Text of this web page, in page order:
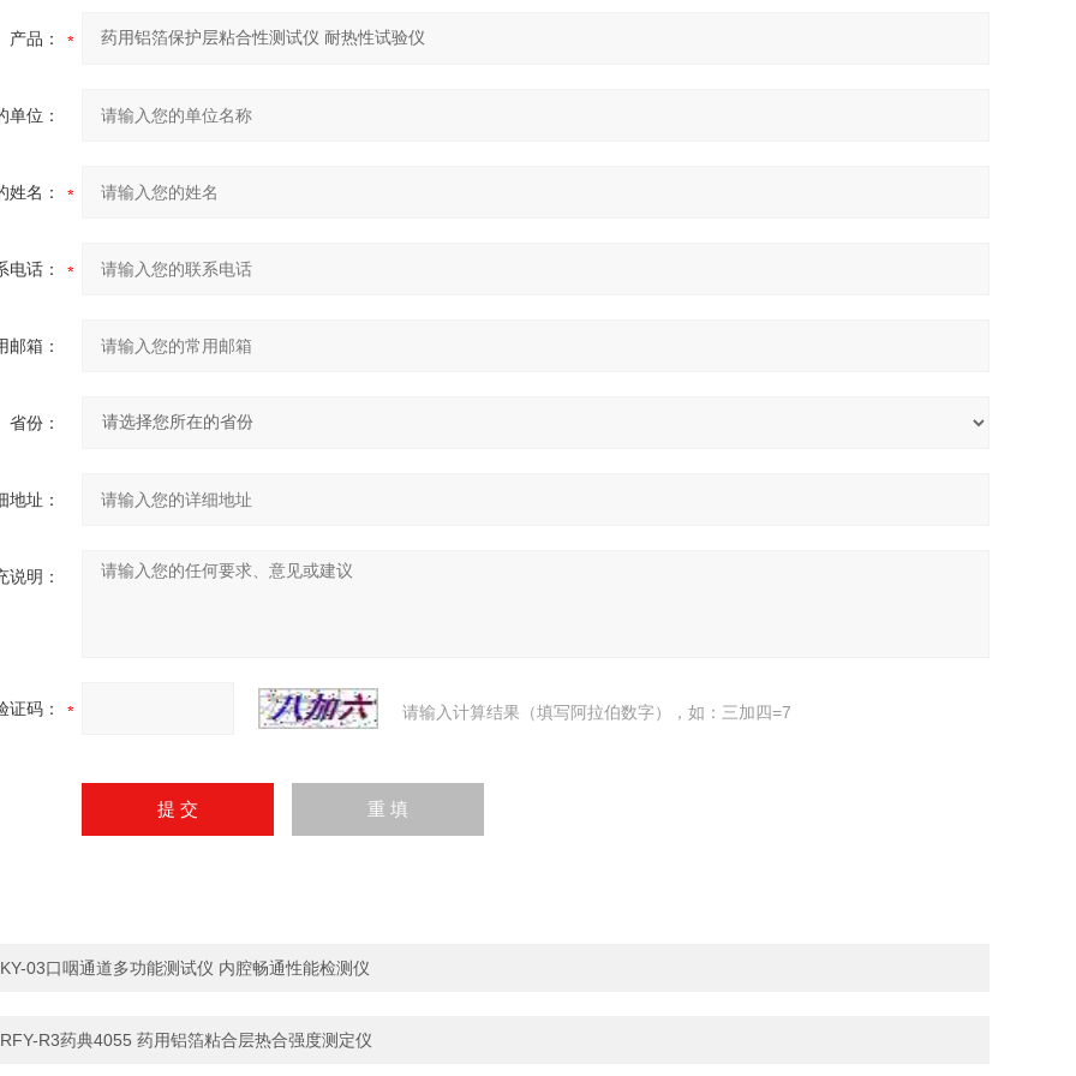
产品：
单位：
姓名：
电话：
邮箱：
省份：
地址：
说明：
证码： 请输入计算结果（填写阿拉伯数字），如：三加四=7
KY-03口咽通道多功能测试仪 内腔畅通性能检测仪
RFY-R3药典4055 药用铝箔粘合层热合强度测定仪